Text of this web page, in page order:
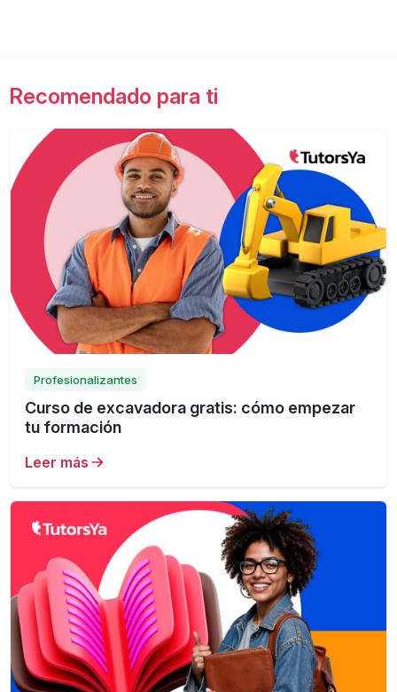
Recomendado para ti
Profesionalizantes
Curso de excavadora gratis: cómo empezar
tu formación
Leer más